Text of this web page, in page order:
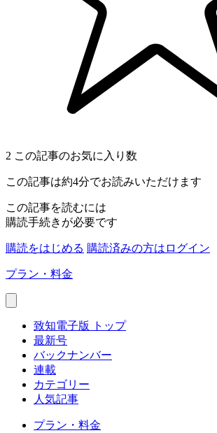
2 この記事のお気に入り数
この記事は約4分でお読みいただけます
この記事を読むには
購読手続きが必要です
購読をはじめる 購読済みの方はログイン
プラン・料金
致知電子版 トップ
最新号
バックナンバー
連載
カテゴリー
人気記事
プラン・料金